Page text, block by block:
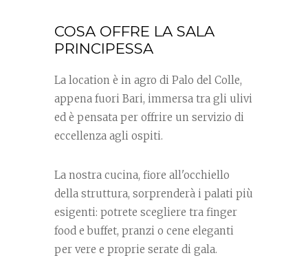
COSA OFFRE LA SALA
PRINCIPESSA
La location è in agro di Palo del Colle,
appena fuori Bari, immersa tra gli ulivi
ed è pensata per offrire un servizio di
eccellenza agli ospiti.
La nostra cucina, fiore all'occhiello
della struttura, sorprenderà i palati più
esigenti: potrete scegliere tra finger
food e buffet, pranzi o cene eleganti
per vere e proprie serate di gala.